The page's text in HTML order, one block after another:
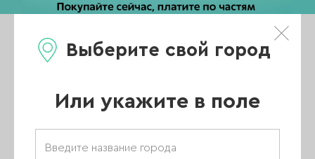
Выберите свой город
Или укажите в поле
Каталог
Главная/
Новости
Пылесосы настольные для маникюра и педикюра Max и Emil